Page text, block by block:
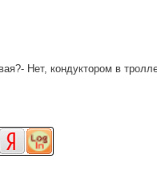
Нет, кондуктором в